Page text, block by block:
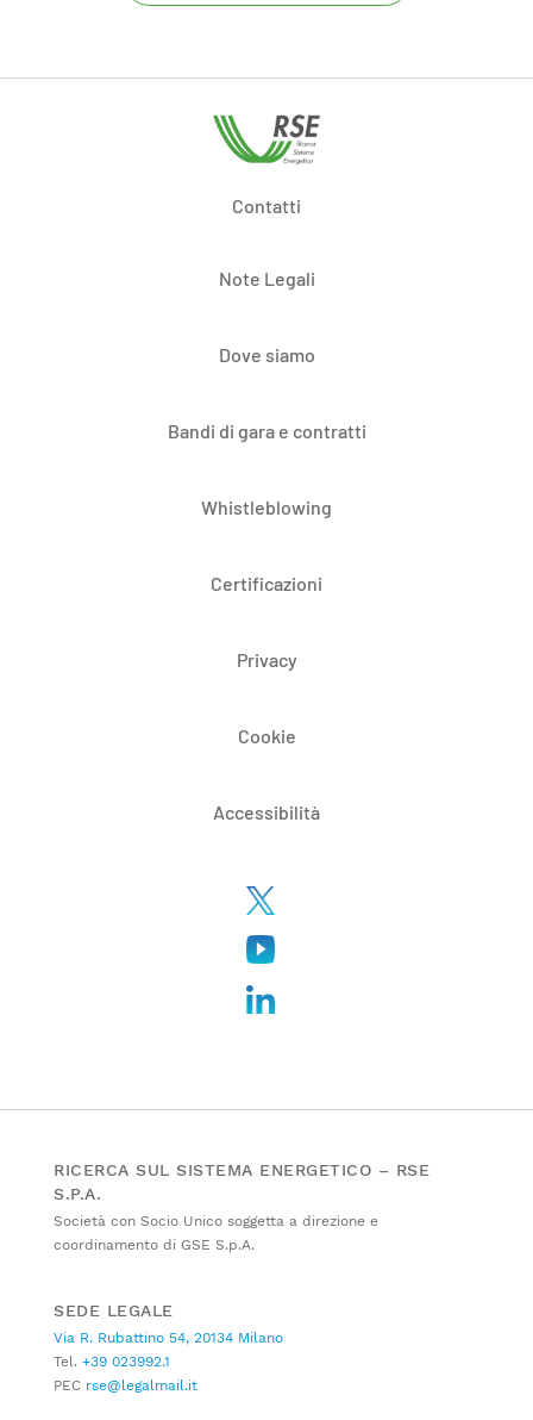
Contatti
Note Legali
Dove siamo
Bandi di gara e contratti
Whistleblowing
Certificazioni
Privacy
Cookie
Accessibilità
RICERCA SUL SISTEMA ENERGETICO – RSE
S.P.A.
Società con Socio Unico soggetta a direzione e
coordinamento di GSE S.p.A.
SEDE LEGALE
Via R. Rubattino 54, 20134 Milano
Tel. +39 023992.1
PEC rse@legalmail.it